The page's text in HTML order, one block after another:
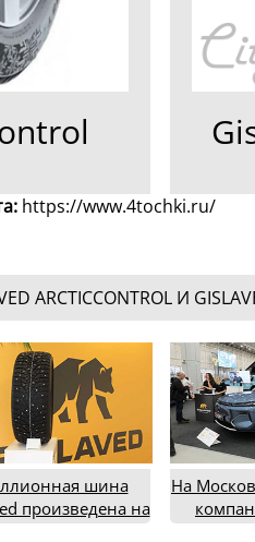
https://www.4tochki.ru/
И
шина
произведена на
На